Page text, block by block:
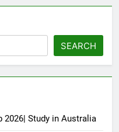
SEARCH
2026| Study in Australia